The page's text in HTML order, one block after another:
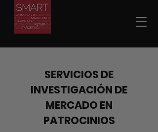
SERVICIOS DE
INVESTIGACIÓN DE
MERCADO EN
PATROCINIOS